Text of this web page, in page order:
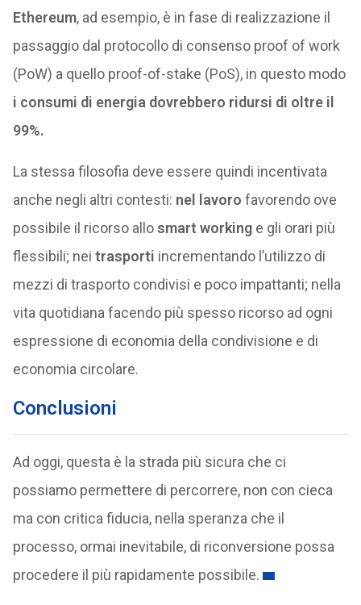
Ethereum, ad esempio, è in fase di realizzazione il
passaggio dal protocollo di consenso proof of work
(PoW) a quello proof-of-stake (PoS), in questo modo
i consumi di energia dovrebbero ridursi di oltre il
99%.
La stessa filosofia deve essere quindi incentivata
anche negli altri contesti: nel lavoro favorendo ove
possibile il ricorso allosmart workinge gli orari più
flessibili; nei trasporti incrementando l’utilizzo di
mezzi di trasporto condivisi e poco impattanti; nella
vita quotidiana facendo più spesso ricorso ad ogni
espressione di economia della condivisione e di
economia circolare.
Conclusioni
Ad oggi, questa è la strada più sicura che ci
possiamo permettere di percorrere, non con cieca
ma con critica fiducia, nella speranza che il
processo, ormai inevitabile, di riconversione possa
procedere il più rapidamente possibile.